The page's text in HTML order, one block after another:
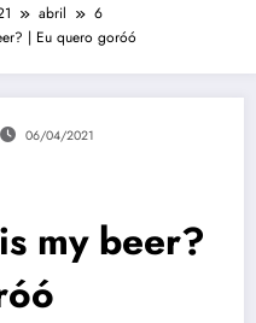
abril
6
| Eu quero goróó
06/04/2021
my beer?